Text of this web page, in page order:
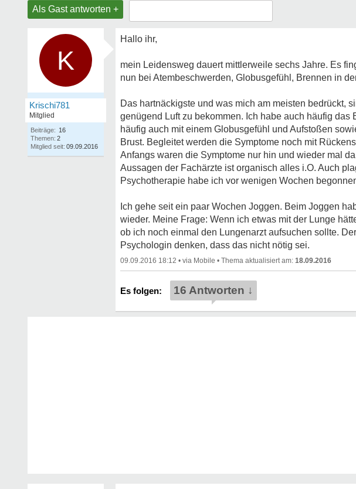
Als Gast antworten +
K
Krischi781
Mitglied
Beiträge: 16
Themen: 2
Mitglied seit: 09.09.2016
Hallo ihr,
mein Leidensweg dauert mittlerweile sechs Jahre. Es
nun bei Atembeschwerden, Globusgefühl, Brennen in
Das hartnäckigste und was mich am meisten bedrückt,
genügend Luft zu bekommen. Ich habe auch häufig
häufig auch mit einem Globusgefühl und Aufstoßen
Brust. Begleitet werden die Symptome noch mit
Anfangs waren die Symptome nur hin und wieder mal
Aussagen der Fachärzte ist organisch alles i.O. Auch
Psychotherapie habe ich vor wenigen Wochen
Ich gehe seit ein paar Wochen Joggen. Beim Joggen
wieder. Meine Frage: Wenn ich etwas mit der Lunge
ob ich noch einmal den Lungenarzt aufsuchen sollte.
Psychologin denken, dass das nicht nötig sei.
09.09.2016 18:12 • • 18.09.2016
16 Antworten ↓